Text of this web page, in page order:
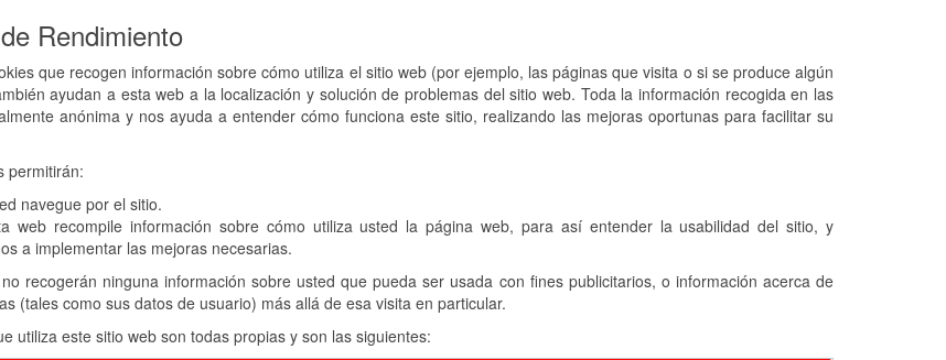
Rendimiento
que recogen información sobre cómo utiliza el sitio web (por ejemplo, las páginas que visita o si se produce algún
ayudan a esta web a la localización y solución de problemas del sitio web. Toda la información recogida en las
anónima y nos ayuda a entender cómo funciona este sitio, realizando las mejoras oportunas para facilitar su
permitirán:
navegue por el sitio.
web recompile información sobre cómo utiliza usted la página web, para así entender la usabilidad del sitio, y
a implementar las mejoras necesarias.
recogerán ninguna información sobre usted que pueda ser usada con fines publicitarios, o información acerca de
(tales como sus datos de usuario) más allá de esa visita en particular.
utiliza este sitio web son todas propias y son las siguientes: